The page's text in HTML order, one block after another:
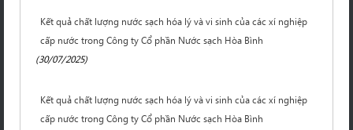
Kết quả chất lượng nước sạch hóa lý và vi sinh của các xí nghiệp
cấp nước trong Công ty Cổ phần Nước sạch Hòa Bình
(30/07/2025)
Kết quả chất lượng nước sạch hóa lý và vi sinh của các xí nghiệp
cấp nước trong Công ty Cổ phần Nước sạch Hòa Bình